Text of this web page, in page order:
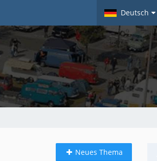
Deutsch
Neues Thema